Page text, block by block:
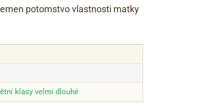
potomstvo vlastnosti matky
klasy velmi dlouhé